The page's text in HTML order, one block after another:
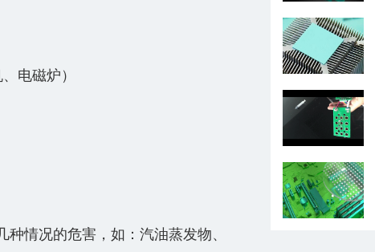
电磁炉）
情况的危害，如：汽油蒸发物、